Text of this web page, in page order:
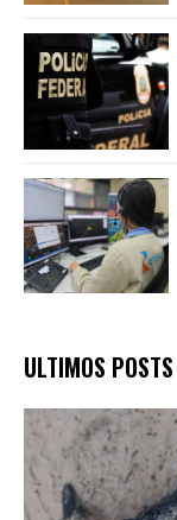
ULTIMOS POSTS